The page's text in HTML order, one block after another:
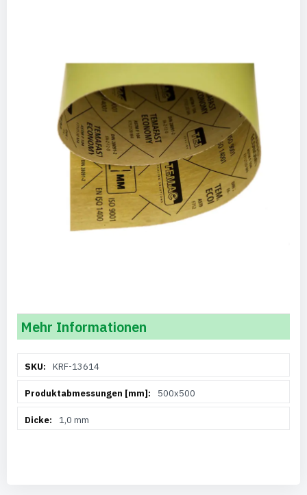
Mehr Informationen
InformationenKRF-13614
500x500
1,0 mm